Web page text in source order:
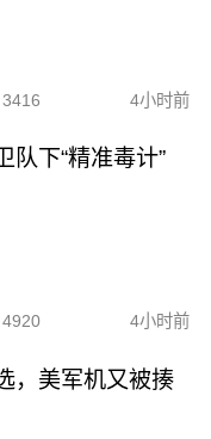
3416 4小时前
队下“精准毒计”
4920 4小时前
，美军机又被揍